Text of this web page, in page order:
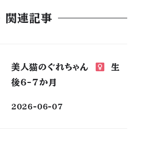
関連記事
美人猫のぐれちゃん
生
後6-7か月
2026-06-07